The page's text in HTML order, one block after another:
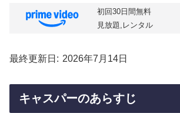
初回30日間無料
見放題,レンタル
最終更新日 2026年7月14日
キャスパーのあらすじ